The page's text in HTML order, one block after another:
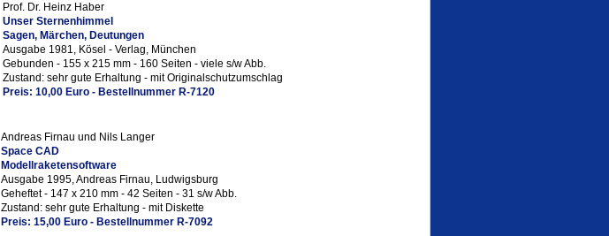
Prof. Dr. Heinz Haber
Unser Sternenhimmel
Sagen, Märchen, Deutungen
Ausgabe 1981, Kösel - Verlag, München
Gebunden - 155 x 215 mm - 160 Seiten - viele s/w Abb.
Zustand: sehr gute Erhaltung - mit Originalschutzumschlag
Preis: 10,00 Euro - Bestellnummer R-7120
Andreas Firnau und Nils Langer
Space CAD
Modellraketensoftware
Ausgabe 1995, Andreas Firnau, Ludwigsburg
Geheftet - 147 x 210 mm - 42 Seiten - 31 s/w Abb.
Zustand: sehr gute Erhaltung - mit Diskette
Preis: 15,00 Euro - Bestellnummer R-7092